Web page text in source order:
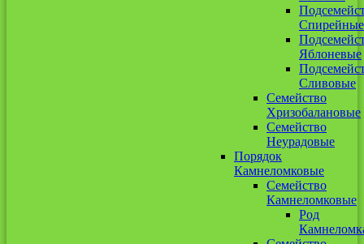
Спирейные
Яблоневые
Сливовые
Семейство
Хризобалановые
Семейство
Неурадовые
Порядок
Камнеломковые
Семейство
Камнеломковые
Род